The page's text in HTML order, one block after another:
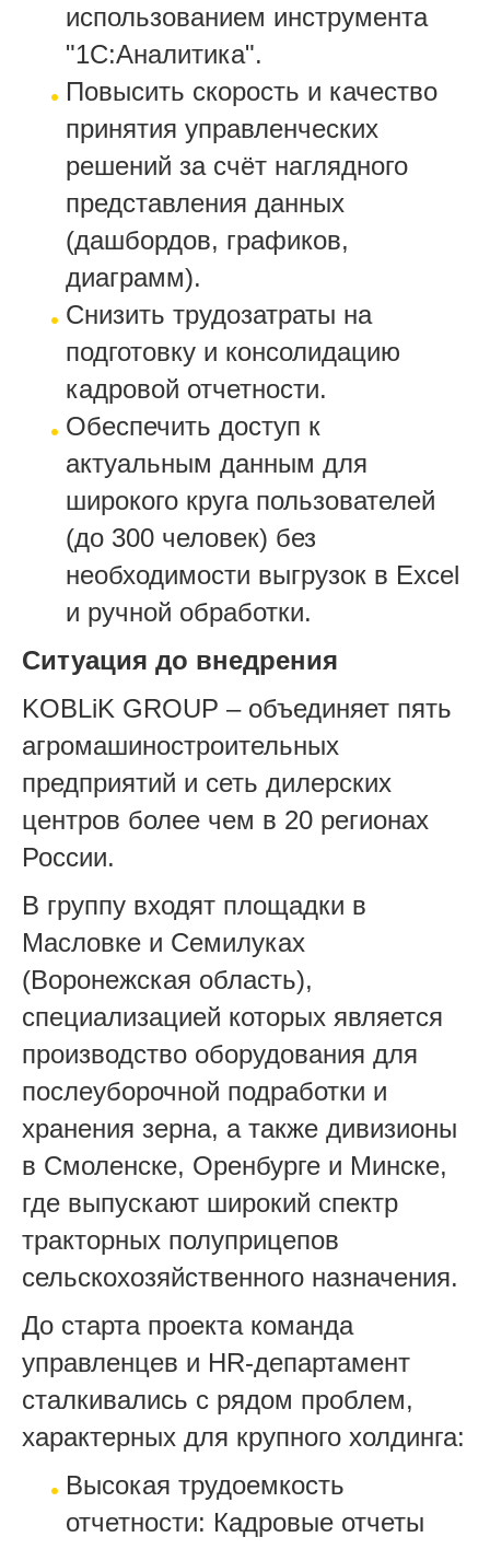
использованием инструмента
"1С:Аналитика".
Повысить скорость и качество
принятия управленческих
решений за счёт наглядного
представления данных
(дашбордов, графиков,
диаграмм).
Снизить трудозатраты на
подготовку и консолидацию
кадровой отчетности.
Обеспечить доступ к
актуальным данным для
широкого круга пользователей
(до 300 человек) без
необходимости выгрузок в Excel
и ручной обработки.
Ситуация до внедрения
KOBLiK GROUP – объединяет пять
агромашиностроительных
предприятий и сеть дилерских
центров более чем в 20 регионах
России.
В группу входят площадки в
Масловке и Семилуках
(Воронежская область),
специализацией которых является
производство оборудования для
послеуборочной подработки и
хранения зерна, а также дивизионы
в Смоленске, Оренбурге и Минске,
где выпускают широкий спектр
тракторных полуприцепов
сельскохозяйственного назначения.
До старта проекта команда
управленцев и HR-департамент
сталкивались с рядом проблем,
характерных для крупного холдинга:
Высокая трудоемкость
отчетности: Кадровые отчеты